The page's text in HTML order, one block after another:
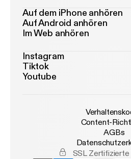
Auf dem iPhone anhören
Auf Android anhören
Im Web anhören
Instagram
Tiktok
Youtube
Content-
AGBs
SSL Zertifizierte